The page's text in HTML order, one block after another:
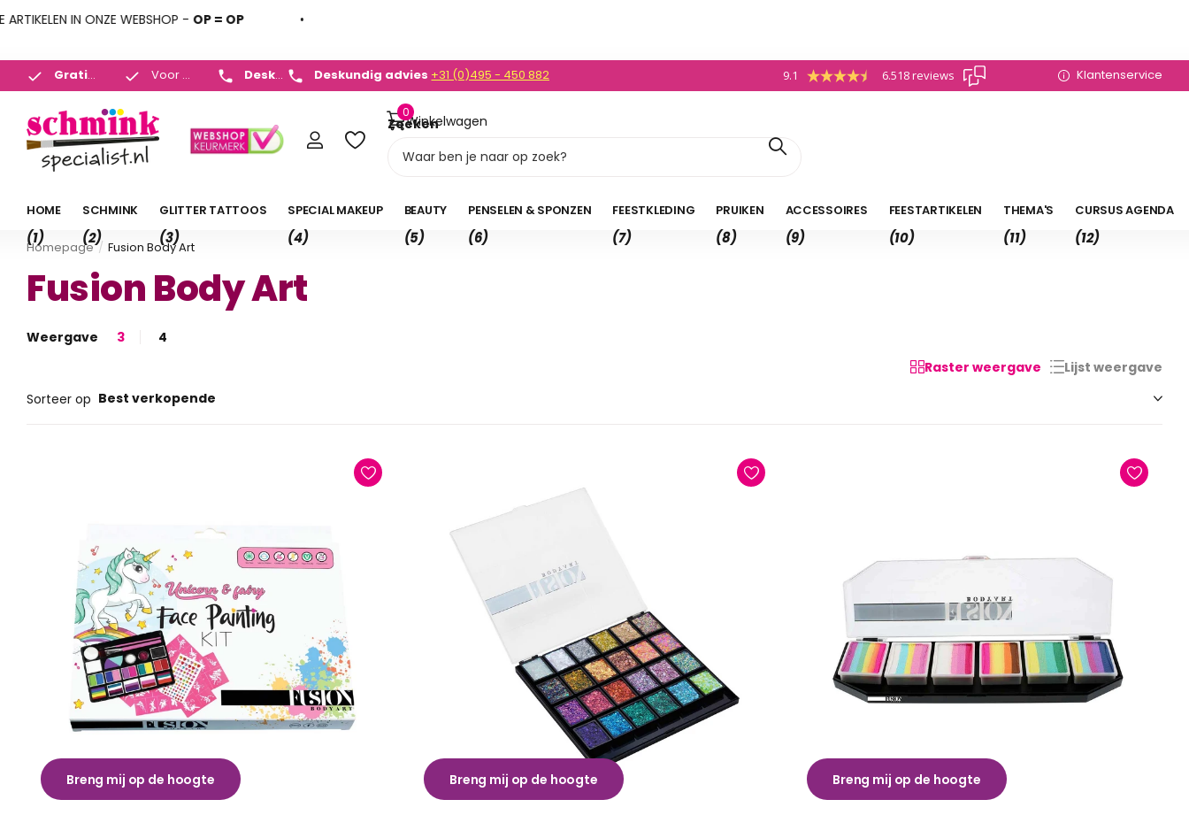
IN ONZE WEBSHOP -OP = OP
Gratis verzenden NL v.a. 35,- en BE v.a. 50,-
Voor 23:00 uur besteld,morgen in huis *
Deskundig advies +31 (0)495 - 450 882
huis Deskundig advies +31 (0)495 - 450 882 9.1 6.518 reviews Klantenservice
Zoeken
Winkelwagen
0
0,00
HOME
(1)
SCHMINK
(2)
GLITTER TATTOOS
(3)
SPECIAL MAKEUP
(4)
BEAUTY
(5)
PENSELEN & SPONZEN
(6)
FEESTKLEDING
(7)
PRUIKEN
(8)
ACCESSOIRES
(9)
FEESTARTIKELEN
(10)
THEMA'S
(11)
CURSUS AGENDA
(12)
Homepage Fusion Body Art
Fusion Body Art
Weergave 3
4
Raster weergave
Lijst weergave
Sorteer op Best verkopende
Breng mij op de hoogte Breng mij op de hoogte Breng mij op de hoogte